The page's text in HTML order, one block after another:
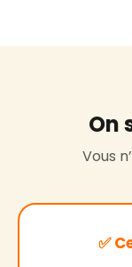
On
Vous
✅